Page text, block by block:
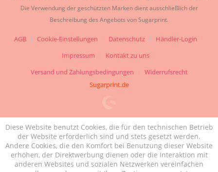
Die Verwendung der geschützten Marken dient ausschließlich der
Beschreibung des Angebots von Sugarprint.
AGB Cookie-Einstellungen Datenschutz
Händler-Login
Impressum
Kontakt zu uns
Versand und Zahlungsbedingungen
Widerrufsrecht
Sugarprint.de
Diese Website benutzt Cookies, die für den technischen Betrieb
der Website erforderlich sind und stets gesetzt werden.
Andere Cookies, die den Komfort bei Benutzung dieser Website
erhöhen, der Direktwerbung dienen oder die Interaktion mit
anderen Websites und sozialen Netzwerken vereinfachen